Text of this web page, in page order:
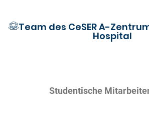
Team des CeSER A-
Hospital
Studentische